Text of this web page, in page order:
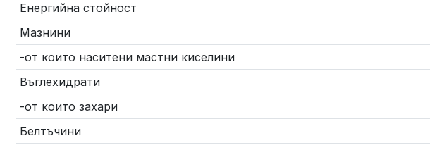
Енергийна стойност
Мазнини
-от които наситени мастни киселини
Въглехидрати
-от които захари
Белтъчини